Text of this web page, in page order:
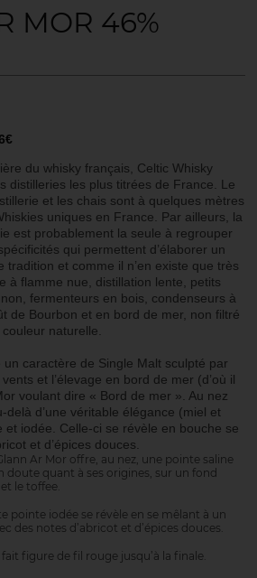
MOR 46%
du whisky français, Celtic Whisky
distilleries les plus titrées de France. Le
et les chais sont à quelques mètres
uniques en France. Par ailleurs, la
est probablement la seule à regrouper
qui permettent d’élaborer un
tradition et comme il n’en existe que très
à flamme nue, distillation lente, petits
fermenteurs en bois, condenseurs à
de Bourbon et en bord de mer, non filtré
naturelle.
caractère de Single Malt sculpté par
et l’élevage en bord de mer (d’où il
voulant dire « Bord de mer ». Au nez
d’une véritable élégance (miel et
et iodée. Celle-ci se révèle en bouche se
et d’épices douces.
Ar Mor offre, au nez, une pointe saline
doute quant à ses origines, sur un fond
le toffee.
pointe iodée se révèle en se mêlant à un
des notes d’abricot et d’épices douces.
figure de fil rouge jusqu’à la finale.